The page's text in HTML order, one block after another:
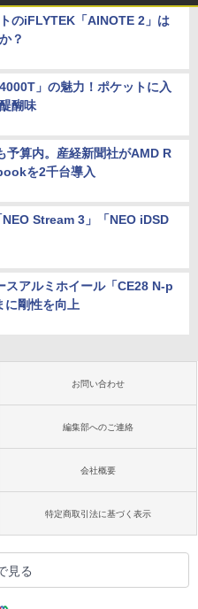
】Nintendo Switch 2
のiFLYTEK「AINOTE 2」は
？
」の魅力！ポケットに入
醐味
予算内。産経新聞社がAMD R
を2千台導入
Stream 3」「NEO iDSD
スアルミホイール「CE28 N-p
に剛性を向上
お問い合わせ
編集部へのご連絡
会社概要
特定商取引法に基づく表示
見る